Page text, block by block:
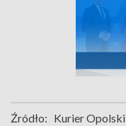
Źródło: Kurier Opolski